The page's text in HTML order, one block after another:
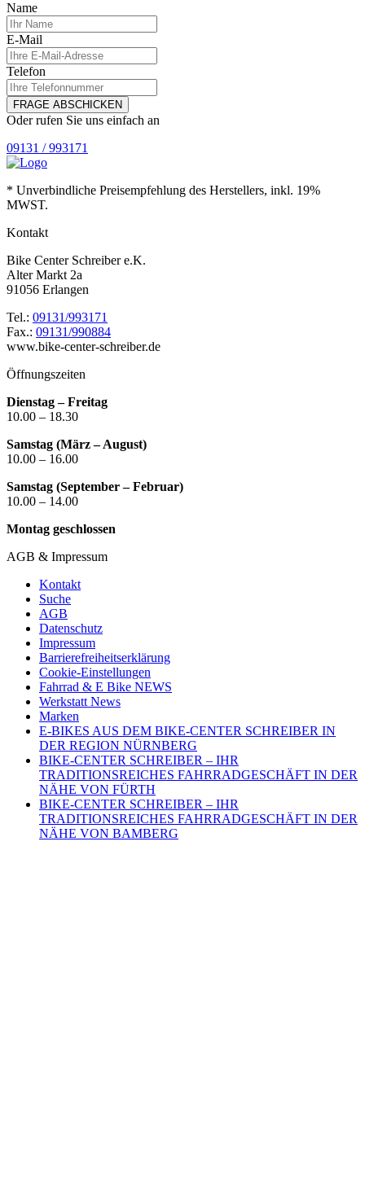
Name
E-Mail
Telefon
FRAGE ABSCHICKEN
Oder rufen Sie uns einfach an
09131 / 993171
* Unverbindliche Preisempfehlung des Herstellers, inkl. 19%
MWST.
Kontakt
Bike Center Schreiber e.K.
Alter Markt 2a
91056 Erlangen
Tel.: 09131/993171
Fax.: 09131/990884
www.bike-center-schreiber.de
Öffnungszeiten
Dienstag – Freitag
10.00 – 18.30
Samstag (März – August)
10.00 – 16.00
Samstag (September – Februar)
10.00 – 14.00
Montag geschlossen
AGB & Impressum
Kontakt
Suche
AGB
Datenschutz
Impressum
Barrierefreiheitserklärung
Cookie-Einstellungen
Fahrrad & E Bike NEWS
Werkstatt News
Marken
E-BIKES AUS DEM BIKE-CENTER SCHREIBER IN
DER REGION NÜRNBERG
BIKE-CENTER SCHREIBER – IHR
TRADITIONSREICHES FAHRRADGESCHÄFT IN DER
NÄHE VON FÜRTH
BIKE-CENTER SCHREIBER – IHR
TRADITIONSREICHES FAHRRADGESCHÄFT IN DER
NÄHE VON BAMBERG